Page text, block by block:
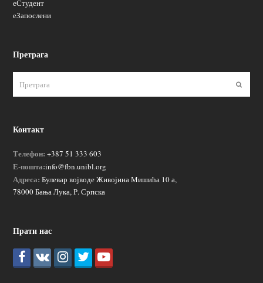
еСтудент
еЗапослени
Претрага
Контакт
Телефон: +387 51 333 603
Е-пошта:info@fbn.unibl.org
Адреса: Булевар војводе Живојина Мишића 10 а,
78000 Бања Лука, Р. Српска
Прати нас